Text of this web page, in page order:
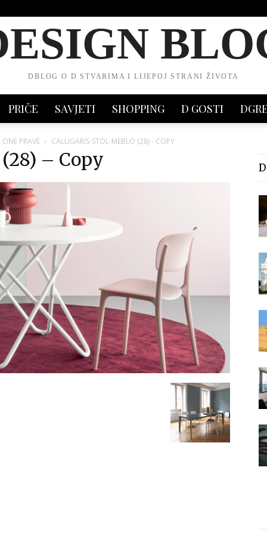
DBLOG O D STVARIMA I LIJEPOJ STRANI ŽIVOTA
PRIČE SAVJETI SHOPPING D GOSTI
PRAVE CALLIGARIS-STOL-MEBLO (28) - COPY
– Copy